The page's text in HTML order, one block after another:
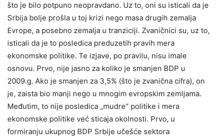
što je bilo potpuno neopravdano. Uz to, oni su isticali da je
Srbija bolje prošla u toj krizi nego masa drugih zemalja
Evrope, a posebno zemalja u tranziciji. Zvaničnici su, uz to,
isticali da je to posledica preduzetih pravih mera
ekonomske politike. Te izjave, po pravilu, nisu imale
osnovu. Prvo, nije jasno za koliko je smanjen BDP u
2009.g. Ako je smanjen za 3,5% (što je zvanična cifra), on
je, zaista bio manji nego u mnogim evropskim zemljama.
Međutim, to nije posledica „mudre“ politike i mera
ekonomske politike već sticaja okolnosti. Prvo, u
formiranju ukupnog BDP Srbije učešće sektora